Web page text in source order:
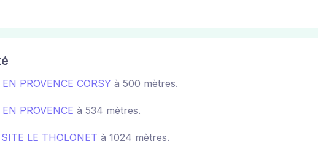
PROVENCE CORSY à 500 mètres.
PROVENCE à 534 mètres.
LE THOLONET à 1024 mètres.